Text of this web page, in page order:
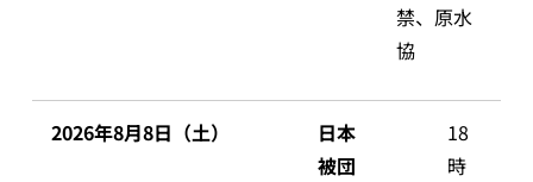
禁、原水
協
2026年8月8日（土）
日本
被団
18
時